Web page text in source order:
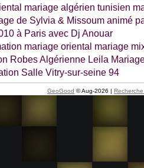
mariage algérien tunisien
de Sylvia & Missoum animé
à Paris avec Dj Anouar
mariage oriental mariage
Robes Algérienne Leila
Salle Vitry-sur-seine 94
GeoGood © Aug-2026 |